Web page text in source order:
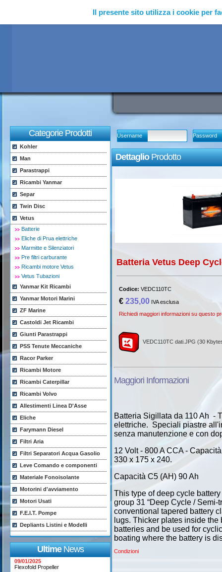
Il presente sito utilizza i cookie per
Categorie Prodotti
Kohler
Man
Parastrappi
Ricambi Yanmar
Separ
Twin Disc
Vetus
Batterie
Eliche di Prua elettriche
Marmitte e Silenziatori
Pre filtri carburante
Ricambi motore Vetus
Vetus Tubazioni
Yanmar Kit Ricambi
Yanmar Motori Marini
ZF Marine
Castoldi Jet Ricambi
Giunti Parastrappi
PSS Tenute Meccaniche
Racor Parker
Ricambi Motore
Ricambi Caterpillar
Ricambi Volvo
Allestimenti Linea D'Asse
Eliche
Farymann Diesel
Filtri Aria
Filtri Separatori Acqua Gasolio
Leve Comando e componenti
Materiale Fonoisolante
Motorini d'avviamento
Motori Usati
F.E.I.T. Pompe
Depliants Listini e Modelli
UltimeNews
09/01/2025
Flexofold Propeller
Username Password
DettaglioProdotto
Batteria Vetus Deep
Codice: VEDC110TC
€ 235,00IVA esclusa
Richiedi maggiori informazioni su questo
VEDC110TC dati.JPG (30
Maggiori Informazioni
Batteria Sigillata da 110 Ah -
elettriche. Speciali piastre
senza manutenzione e con do
12 Volt - 800 A CCA -
330 x 175 x 240.
Capacità C5 (AH) 90 Ah
This type of deep cycle
group 31 “Deep Cycle / Semi-
conventional tapered battery
lugs. Thicker plates inside
batteries and be used for
boating where the battery is
Condizioni